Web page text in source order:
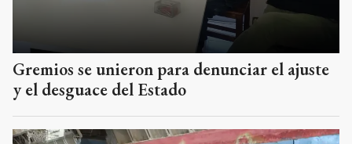
Gremios se unieron para denunciar el ajuste
y el desguace del Estado